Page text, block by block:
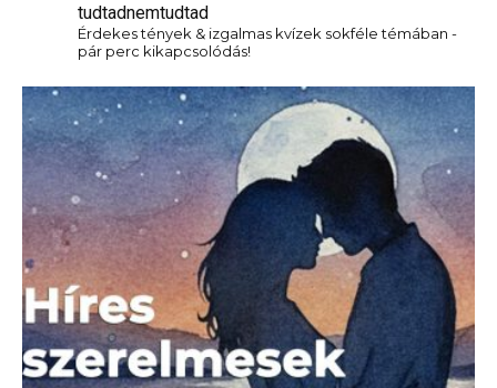
tudtadnemtudtad
Érdekes tények & izgalmas kvízek sokféle témában -
pár perc kikapcsolódás!